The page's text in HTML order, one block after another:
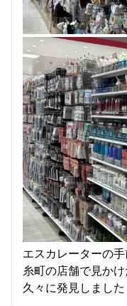
エスカレーターの
糸町の店舗で見か
久々に発見しました